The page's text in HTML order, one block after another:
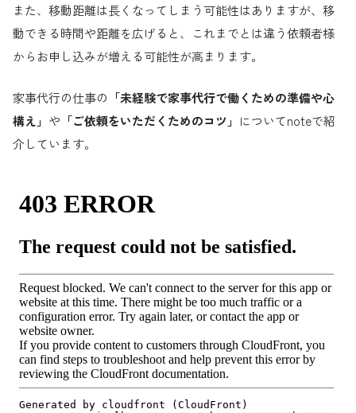
また、移動距離は長くなってしまう可能性はありますが、移
動できる時間や距離を広げると、これまでとは違う依頼者様
からお申し込みが増える可能性が高まります。
家事代行の仕事の 「未経験で家事代行で働くための準備や心
構え」 や 「ご依頼をいただくためのコツ」 についてnoteで紹
介しています。